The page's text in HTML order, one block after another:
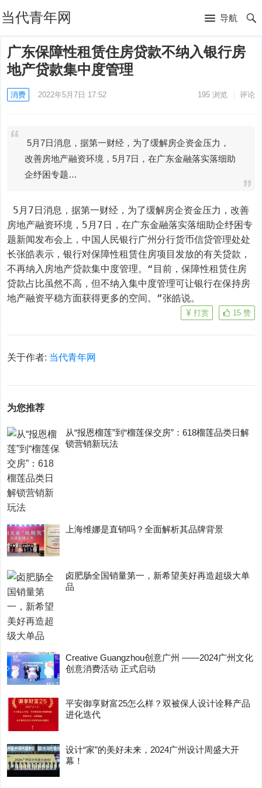
当代青年网 导航
广东保障性租赁住房贷款不纳入银行房
地产贷款集中度管理
消费 2022年5月7日 17:52 195浏览 评论
5月7日消息，据第一财经，为了缓解房企资金压力，
改善房地产融资环境，5月7日，在广东金融落实落细助
企纾困专题…
5月7日消息，据第一财经，为了缓解房企资金压力，改善
房地产融资环境，5月7日，在广东金融落实落细助企纾困专
题新闻发布会上，中国人民银行广州分行货币信贷管理处处
长张皓表示，银行对保障性租赁住房项目发放的有关贷款，
不再纳入房地产贷款集中度管理。“目前，保障性租赁住房
贷款占比虽然不高，但不纳入集中度管理可让银行在保持房
地产融资平稳方面获得更多的空间。”张皓说。
15 赞
打赏
关于作者: 当代青年网
为您推荐
从“报恩榴莲”到“榴莲保交房”：618榴莲品类日解
锁营销新玩法
上海维娜是直销吗？全面解析其品牌背景
卤肥肠全国销量第一，新希望美好再造超级大单
品
Creative Guangzhou创意广州 ——2024广州文化
创意消费活动 正式启动
平安御享财富25怎么样？双被保人设计诠释产品
进化迭代
设计“家”的美好未来，2024广州设计周盛大开
幕！